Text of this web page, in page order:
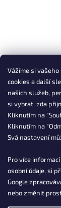
Vážíme si
cookies a další
našich služeb,
si vybrat, zda
Kliknutím na
Kliknutím na
Svá nastavení
Pro více
osobní údaje, si
Google
nebo změnit